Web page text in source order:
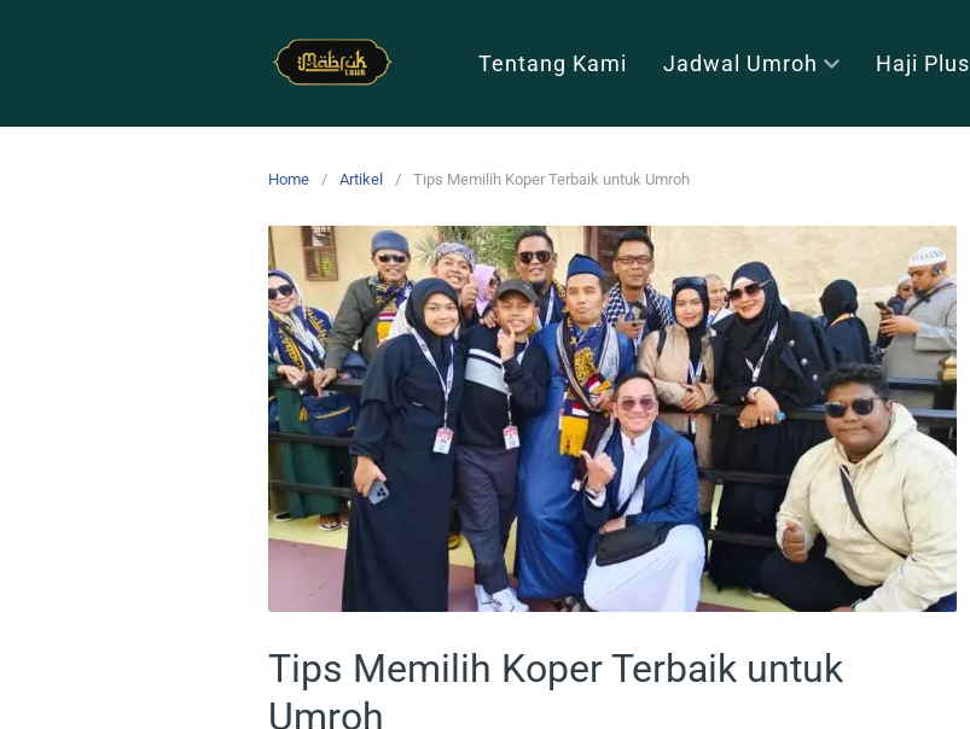
Tentang Kami Jadwal Umroh Haji Plus
Home Artikel Tips Memilih Koper Terbaik untuk Umroh
Tips Memilih Koper Terbaik untuk
Umroh